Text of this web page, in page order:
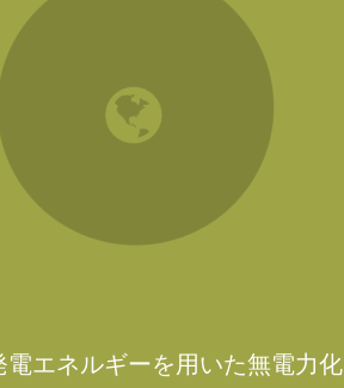
電エネルギーを用いた無電力化